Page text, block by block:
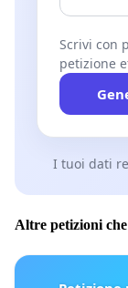
Scrivi con
petizione
I tuoi dati
Altre petizioni